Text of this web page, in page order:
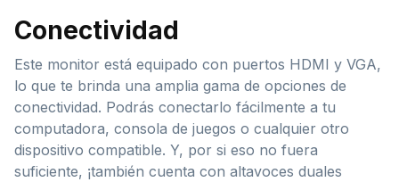
Conectividad
Este monitor está equipado con puertos HDMI y VGA,
lo que te brinda una amplia gama de opciones de
conectividad. Podrás conectarlo fácilmente a tu
computadora, consola de juegos o cualquier otro
dispositivo compatible. Y, por si eso no fuera
suficiente, ¡también cuenta con altavoces duales